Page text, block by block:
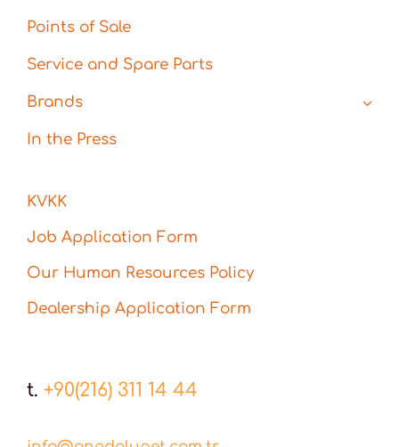
Points of Sale
Service and Spare Parts
Brands
In the Press
KVKK
Job Application Form
Our Human Resources Policy
Dealership Application Form
t. +90(216) 311 14 44